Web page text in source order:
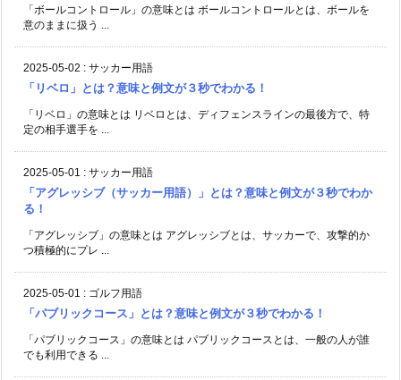
「ボールコントロール」の意味とは ボールコントロールとは、ボールを
意のままに扱う ...
2025-05-02 : サッカー用語
「リベロ」とは？意味と例文が３秒でわかる！
「リベロ」の意味とは リベロとは、ディフェンスラインの最後方で、特
定の相手選手を ...
2025-05-01 : サッカー用語
「アグレッシブ（サッカー用語）」とは？意味と例文が３秒でわか
る！
「アグレッシブ」の意味とは アグレッシブとは、サッカーで、攻撃的か
つ積極的にプレ ...
2025-05-01 : ゴルフ用語
「パブリックコース」とは？意味と例文が３秒でわかる！
「パブリックコース」の意味とは パブリックコースとは、一般の人が誰
でも利用できる ...